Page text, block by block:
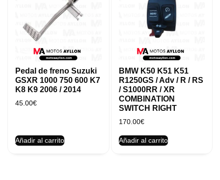
Pedal de freno Suzuki
GSXR 1000 750 600 K7
K8 K9 2006 / 2014
45.00€
Añadir al carrito
BMW K50 K51 K51
R1250GS / Adv / R / RS
/ S1000RR / XR
COMBINATION
SWITCH RIGHT
170.00€
Añadir al carrito